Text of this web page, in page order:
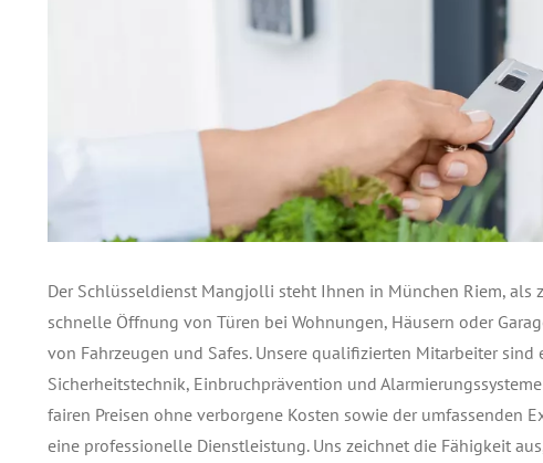
Der Schlüsseldienst Mangjolli steht Ihnen in München Riem,
schnelle Öffnung von Türen bei Wohnungen, Häusern oder
von Fahrzeugen und Safes. Unsere qualifizierten Mitarbeiter
Sicherheitstechnik, Einbruchprävention und
fairen Preisen ohne verborgene Kosten sowie der umfassenden
eine professionelle Dienstleistung. Uns zeichnet die Fähigkeit